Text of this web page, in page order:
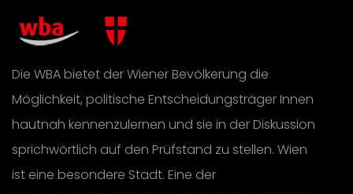
Die WBA bietet der Wiener Bevölkerung die
Möglichkeit, politische Entscheidungsträger Innen
hautnah kennenzulernen und sie in der Diskussion
sprichwörtlich auf den Prüfstand zu stellen. Wien
ist eine besondere Stadt. Eine der